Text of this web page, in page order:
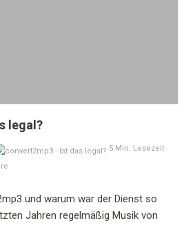
legal?
5 Min. Lesezeit
und warum war der Dienst so
Jahren regelmäßig Musik von